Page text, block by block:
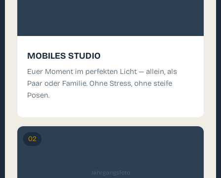
MOBILES STUDIO
Euer Moment im perfekten Licht — allein, als
Paar oder Familie. Ohne Stress, ohne steife
Posen.
Jahrgangsfoto
02